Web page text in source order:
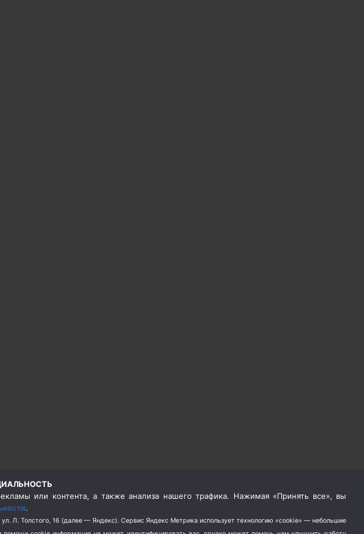
или контента, а также анализа нашего трафика. Нажимая «Принять все», вы
.
Л. Толстого, 16 (далее — Яндекс). Сервис Яндекс Метрика использует технологию «cookie» — небольшие